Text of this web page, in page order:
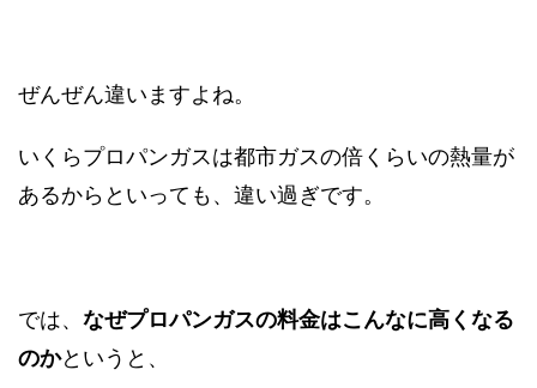
ぜんぜん違いますよね。
いくらプロパンガスは都市ガスの倍くらいの熱量が
あるからといっても、違い過ぎです。
では、 なぜプロパンガスの料金はこんなに高くなる
のかというと、